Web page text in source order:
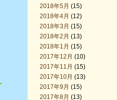
2018年5月 (15)
2018年4月 (12)
2018年3月 (15)
2018年2月 (13)
2018年1月 (15)
2017年12月 (10)
2017年11月 (15)
2017年10月 (13)
2017年9月 (15)
2017年8月 (13)